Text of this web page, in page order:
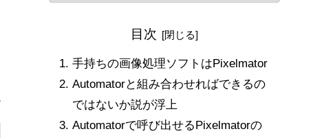
目次
手持ちの画像処理ソフトはPixelmator
Automatorと組み合わせればできるの
ではないか説が浮上
Automatorで呼び出せるPixelmatorの